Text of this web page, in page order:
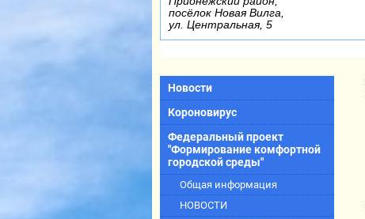
посёлок Новая Вилга,
ул. Центральная, 5
Новости
Короновирус
Федеральный проект
"Формирование комфортной
городской среды"
Общая информация
НОВОСТИ